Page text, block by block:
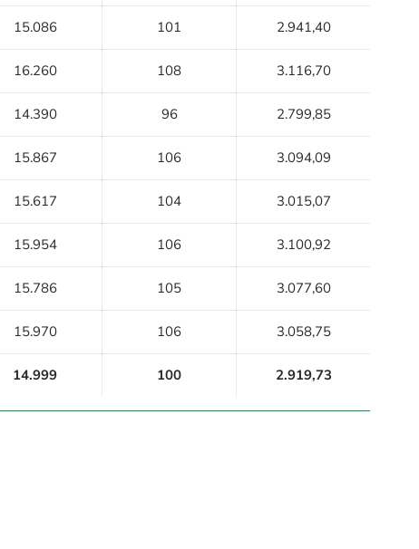
15.086 101 2.941,40
16.260 108 3.116,70
14.390 96 2.799,85
15.867 106 3.094,09
15.617 104 3.015,07
15.954 106 3.100,92
15.786 105 3.077,60
15.970 106 3.058,75
14.999 100 2.919,73